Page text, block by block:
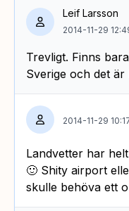
Leif Larsson
2014-11-29
Trevligt. Finns
Sverige och det är
2014-11-29
Landvetter har
🙂 Shity airport
skulle behöva ett